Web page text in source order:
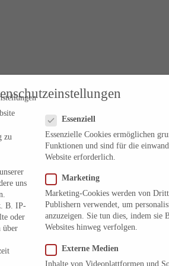
zum Geburtstag an einem
im zehnten Haus hat, verwundert
was er denkt – und dabei war er nicht
steht.
Biermanns Ausbürgerung aus der
kritisierte er die bestehenden
er als Liedermacher ein Auftrittsverbot
des Videos akzeptieren Sie die
Mehr erfahren
zu
uns
B. IP-
oder
über
Essenziell
Essenzielle Cookies ermöglichen
Funktionen und sind für die
Website erforderlich.
Marketing
Marketing-Cookies werden von
Publishern verwendet, um
anzuzeigen. Sie tun dies, indem sie
Websites hinweg verfolgen.
Externe Medien
Inhalte von Videoplattformen und